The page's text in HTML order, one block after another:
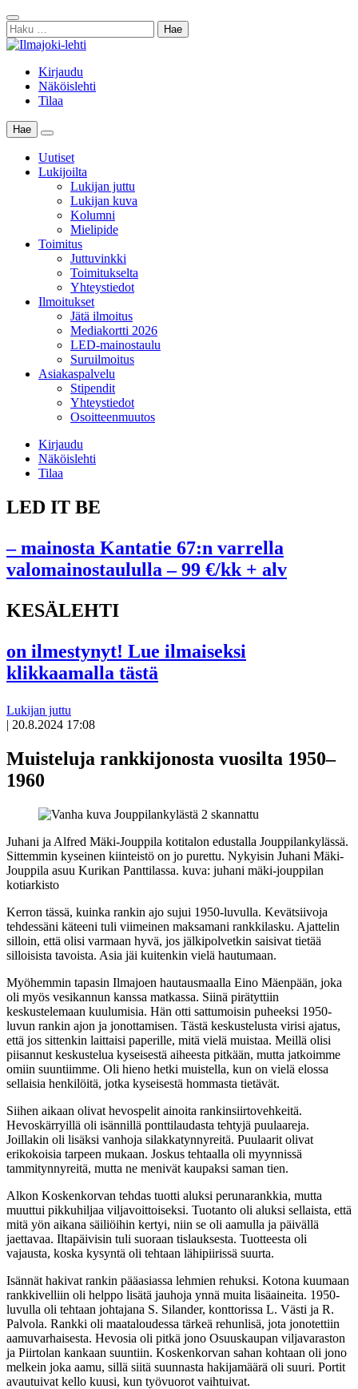
Skip
to
content
Sulje
haku
Haku:
Kirjaudu
Näköislehti
Tilaa
Hae
Main
Menu
Uutiset
Lukijoilta
Lukijan juttu
Lukijan kuva
Kolumni
Mielipide
Toimitus
Juttuvinkki
Toimitukselta
Yhteystiedot
Ilmoitukset
Jätä ilmoitus
Mediakortti 2026
LED-mainostaulu
Suruilmoitus
Asiakaspalvelu
Stipendit
Yhteystiedot
Osoitteenmuutos
Kirjaudu
Näköislehti
Tilaa
LED IT BE
– mainosta Kantatie 67:n varrella
valomainostaululla – 99 €/kk + alv
KESÄLEHTI
on ilmestynyt! Lue ilmaiseksi
klikkaamalla tästä
Lukijan juttu
| 20.8.2024 17:08
artikkeli
Muisteluja rankkijonosta vuosilta 1950–
1960
Juhani ja Alfred Mäki-Jouppila kotitalon edustalla Jouppilankylässä.
Sittemmin kyseinen kiinteistö on jo purettu. Nykyisin Juhani Mäki-
Jouppila asuu Kurikan Panttilassa. kuva: juhani mäki-jouppilan
kotiarkisto
Kerron tässä, kuinka rankin ajo sujui 1950-luvulla. Kevätsiivoja
tehdessäni käteeni tuli viimeinen maksamani rankkilasku. Ajattelin
silloin, että olisi varmaan hyvä, jos jälkipolvetkin saisivat tietää
silloisista tavoista. Asia jäi kuitenkin vielä hautumaan.
Myöhemmin tapasin Ilmajoen hautausmaalla Eino Mäenpään, joka
oli myös vesikannun kanssa matkassa. Siinä pirätyttiin
keskustelemaan kuulumisia. Hän otti sattumoisin puheeksi 1950-
luvun rankin ajon ja jonottamisen. Tästä keskustelusta virisi ajatus,
että jos sittenkin laittaisi paperille, mitä vielä muistaa. Meillä olisi
piisannut keskustelua kyseisestä aiheesta pitkään, mutta jatkoimme
omiin suuntiimme. Oli hieno hetki muistella, kun on vielä elossa
sellaisia henkilöitä, jotka kyseisestä hommasta tietävät.
Siihen aikaan olivat hevospelit ainoita rankinsiirtovehkeitä.
Hevoskärryillä oli isännillä ponttilaudasta tehtyjä puulaareja.
Joillakin oli lisäksi vanhoja silakkatynnyreitä. Puulaarit olivat
erikokoisia tarpeen mukaan. Joskus tehtaalla oli myynnissä
tammitynnyreitä, mutta ne menivät kaupaksi saman tien.
Alkon Koskenkorvan tehdas tuotti aluksi perunarankkia, mutta
muuttui pikkuhiljaa viljavoittoiseksi. Tuotanto oli aluksi sellaista, että
mitä yön aikana säiliöihin kertyi, niin se oli aamulla ja päivällä
jaettavaa. Iltapäivisin tuli suoraan tislauksesta. Tuotteesta oli
vajausta, koska kysyntä oli tehtaan lähipiirissä suurta.
Isännät hakivat rankin pääasiassa lehmien rehuksi. Kotona kuumaan
rankkivelliin oli helppo lisätä jauhoja ynnä muita lisäaineita. 1950-
luvulla oli tehtaan johtajana S. Silander, konttorissa L. Västi ja R.
Palvola. Rankki oli maataloudessa tärkeä rehunlisä, jota jonotettiin
aamuvarhaisesta. Hevosia oli pitkä jono Osuuskaupan viljavaraston
ja Piirtolan kankaan suuntiin. Koskenkorvan sahan kohtaan oli jono
melkein joka aamu, sillä siitä suunnasta hakijamäärä oli suuri. Portit
avautuivat kello kuusi, kun työvuorot vaihtuivat.